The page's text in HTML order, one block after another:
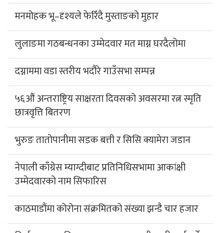
मनमोहक भू–दृश्यले फेरिँदै मुस्ताङको मुहार
लुलाङमा गठबन्धनका उम्मेदवार मत माग्न घरदैलोमा
दग्नाममा वडा स्तरीय भदौरे गाउँसभा सम्पन्न
५६औं अन्तराष्ट्रिय साक्षरता दिवसको अवसरमा रत्न स्मृति
छात्रवृत्ति बितरण
भुरुङ तातोपानीमा सडक बत्ती र सिसि क्यामेरा जडान
नेपाली काँग्रेस म्याग्दीबाट प्रतिनिधिसभामा आकांक्षी
उम्मेदवारको नाम सिफारिस
काठमाडौंमा कोरोना संक्रमितको संख्या झन्डै चार हजार